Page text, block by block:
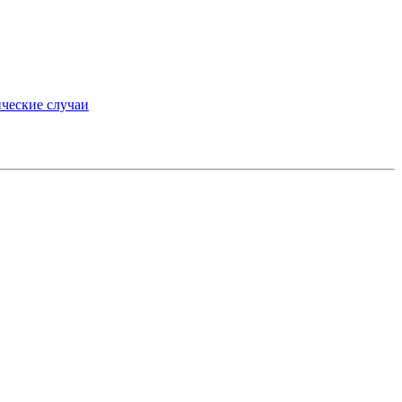
случаи